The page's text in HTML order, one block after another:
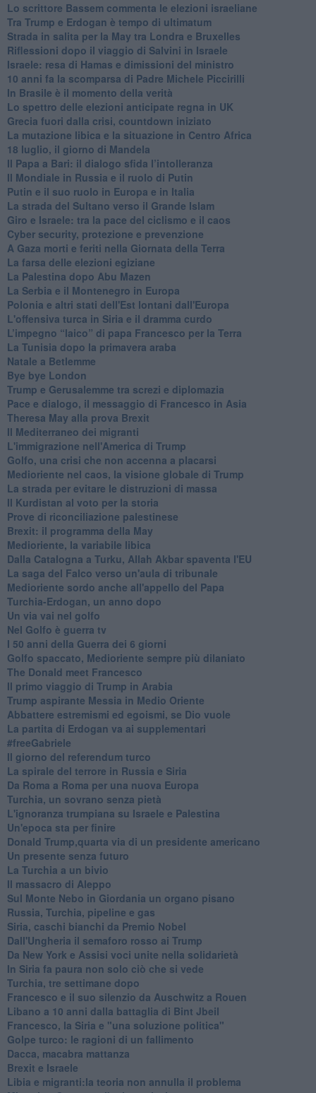
Lo scrittore Bassem commenta le elezioni israeliane
Tra Trump e Erdogan è tempo di ultimatum
Strada in salita per la May tra Londra e Bruxelles
Riflessioni dopo il viaggio di Salvini in Israele
Israele: resa di Hamas e dimissioni del ministro
10 anni fa la scomparsa di Padre Michele Piccirilli
In Brasile è il momento della verità
Lo spettro delle elezioni anticipate regna in UK
Grecia fuori dalla crisi, countdown iniziato
La mutazione libica e la situazione in Centro Africa
18 luglio, il giorno di Mandela
Il Papa a Bari: il dialogo sfida l’intolleranza
Il Mondiale in Russia e il ruolo di Putin
Putin e il suo ruolo in Europa e in Italia
La strada del Sultano verso il Grande Islam
Giro e Israele: tra la pace del ciclismo e il caos
Cyber security, protezione e prevenzione
A Gaza morti e feriti nella Giornata della Terra
La farsa delle elezioni egiziane
La Palestina dopo Abu Mazen
La Serbia e il Montenegro in Europa
Polonia e altri stati dell'Est lontani dall'Europa
L'offensiva turca in Siria e il dramma curdo
L’impegno “laico” di papa Francesco per la Terra
La Tunisia dopo la primavera araba
Natale a Betlemme
Bye bye London
Trump e Gerusalemme tra screzi e diplomazia
Pace e dialogo, il messaggio di Francesco in Asia
Theresa May alla prova Brexit
Il Mediterraneo dei migranti
L'immigrazione nell'America di Trump
Golfo, una crisi che non accenna a placarsi
Medioriente nel caos, la visione globale di Trump
La strada per evitare le distruzioni di massa
Il Kurdistan al voto per la storia
Prove di riconciliazione palestinese
Brexit: il programma della May
Medioriente, la variabile libica
Dalla Catalogna a Turku, Allah Akbar spaventa l'EU
La saga del Falco verso un'aula di tribunale
Medioriente sordo anche all'appello del Papa
Turchia-Erdogan, un anno dopo
Un via vai nel golfo
Nel Golfo è guerra tv
I 50 anni della Guerra dei 6 giorni
Golfo spaccato, Medioriente sempre più dilaniato
The Donald meet Francesco
Il primo viaggio di Trump in Arabia
Trump aspirante Messia in Medio Oriente
Abbattere estremismi ed egoismi, se Dio vuole
La partita di Erdogan va ai supplementari
#freeGabriele
Il giorno del referendum turco
La spirale del terrore in Russia e Siria
Da Roma a Roma per una nuova Europa
Turchia, un sovrano senza pietà
L'ignoranza trumpiana su Israele e Palestina
Un'epoca sta per finire
Donald Trump,quarta via di un presidente americano
Un presente senza futuro
La Turchia a un bivio
Il massacro di Aleppo
Sul Monte Nebo in Giordania un organo pisano
Russia, Turchia, pipeline e gas
Siria, caschi bianchi da Premio Nobel
Dall'Ungheria il semaforo rosso ai Trump
Da New York e Assisi voci unite nella solidarietà
In Siria fa paura non solo ciò che si vede
Turchia, tre settimane dopo
Francesco e il suo silenzio da Auschwitz a Rouen
Libano a 10 anni dalla battaglia di Bint Jbeil
Francesco, la Siria e "una soluzione politica"
Golpe turco: le ragioni di un fallimento
Dacca, macabra mattanza
Brexit e Israele
Libia e migranti:la teoria non annulla il problema